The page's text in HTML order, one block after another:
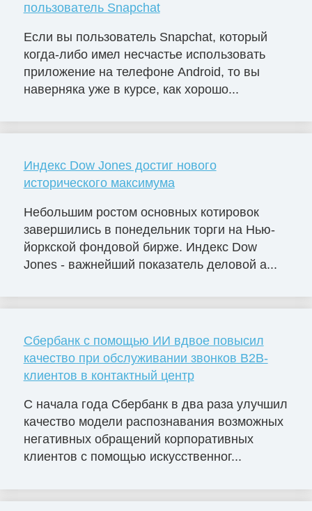
пользователь Snapchat
Если вы пользователь Snapchat, который
когда-либо имел несчастье использовать
приложение на телефоне Android, то вы
наверняка уже в курсе, как хорошо...
Индекс Dow Jones достиг нового
исторического максимума
Небольшим ростом основных котировок
завершились в понедельник торги на Нью-
йоркской фондовой бирже. Индекс Dow
Jones - важнейший показатель деловой а...
Сбербанк с помощью ИИ вдвое повысил
качество при обслуживании звонков B2B-
клиентов в контактный центр
С начала года Сбербанк в два раза улучшил
качество модели распознавания возможных
негативных обращений корпоративных
клиентов с помощью искусственног...